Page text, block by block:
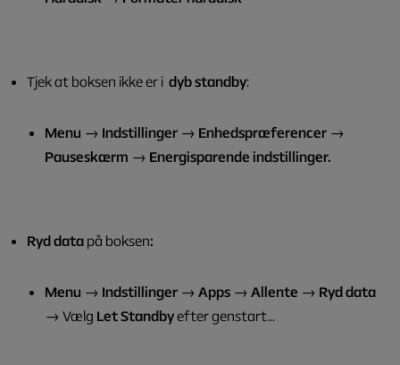
Tjek at boksen ikke er i dyb standby:
Menu → Indstillinger → Enhedspræferencer →
Pauseskærm → Energisparende indstillinger.
Ryd data på boksen:
Menu → Indstillinger → Apps → Allente → Ryd data
→ Vælg Let Standbyefter genstart...